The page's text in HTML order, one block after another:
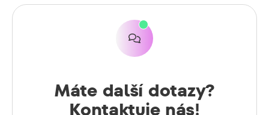

Máte další dotazy?
Kontaktuje nás!